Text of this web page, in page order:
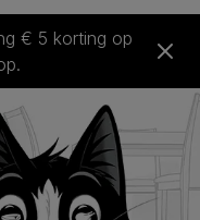
€ 5 korting op